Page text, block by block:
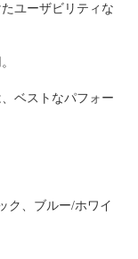
ユーザビリティな
ベストなパフォー
ク、ブルー/ホワイ